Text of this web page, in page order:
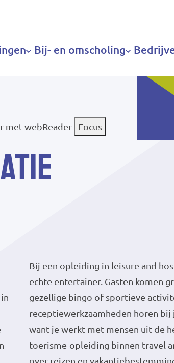
Bij- en omscholing
met webReader Focus
Bij een opleiding in leisure and
echte entertainer. Gasten komen
gezellige bingo of sportieve
receptiewerkzaamheden horen bij
want je werkt met mensen uit de
toerisme-opleiding binnen travel
over reizen en